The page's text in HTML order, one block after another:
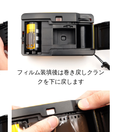
フィルム装填後は巻き戻しクラン
クを下に戻します